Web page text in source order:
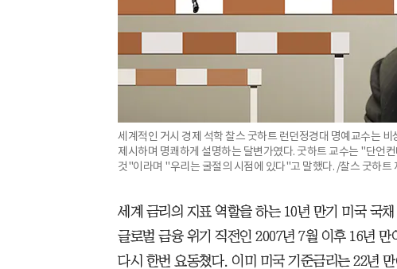
세계적인 거시 경제 석학 찰스 굿하트 런던정경대 명예교수는
제시하며 명쾌하게 설명하는 달변가였다. 굿하트 교수는 "단언
것"이라며 "우리는 굴절의 시점에 있다"고 말했다. /찰스 굿하트
세계 금리의 지표 역할을 하는 10년 만기 미국 국
글로벌 금융 위기 직전인 2007년 7월 이후 16년
다시 한번 요동쳤다. 이미 미국 기준금리는 22년